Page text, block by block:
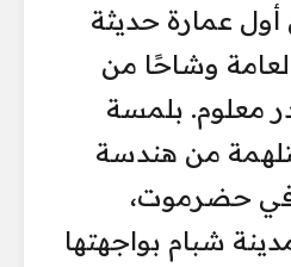
عمارة حديثة
وشاحًا من
معلوم. بلمسة
من هندسة
في حضرموت،
شبام بواجهتها